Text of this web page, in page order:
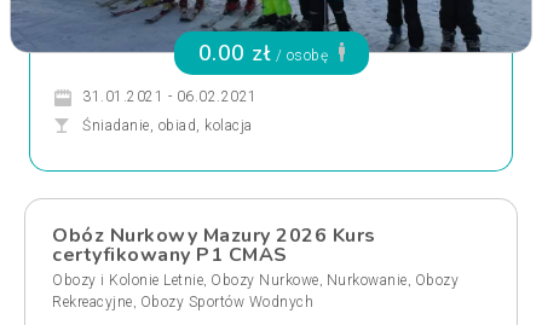
0.00 zł / osobę
31.01.2021 - 06.02.2021
Śniadanie, obiad, kolacja
Obóz Nurkowy Mazury 2026 Kurs
certyfikowany P1 CMAS
Obozy i Kolonie Letnie, Obozy Nurkowe, Nurkowanie, Obozy
Rekreacyjne, Obozy Sportów Wodnych